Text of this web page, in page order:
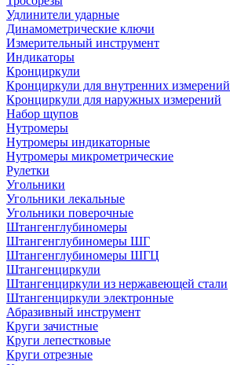
Удлинители ударные
Динамометрические ключи
Измерительный инструмент
Индикаторы
Кронциркули
Кронциркули для внутренних измерений
Кронциркули для наружных измерений
Набор щупов
Нутромеры
Нутромеры индикаторные
Нутромеры микрометрические
Рулетки
Угольники
Угольники лекальные
Угольники поверочные
Штангенглубиномеры
Штангенглубиномеры ШГ
Штангенглубиномеры ШГЦ
Штангенциркули
Штангенциркули из нержавеющей стали
Штангенциркули электронные
Абразивный инструмент
Круги зачистные
Круги лепестковые
Круги отрезные